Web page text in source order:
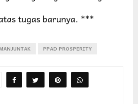
tugas barunya. ***
PPAD PROSPERITY